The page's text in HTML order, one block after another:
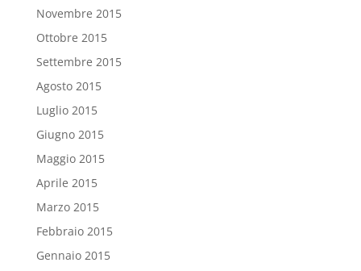
Novembre 2015
Ottobre 2015
Settembre 2015
Agosto 2015
Luglio 2015
Giugno 2015
Maggio 2015
Aprile 2015
Marzo 2015
Febbraio 2015
Gennaio 2015